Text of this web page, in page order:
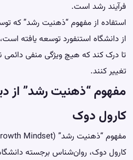
فرآیند رشد است.
استفاده از مفهوم “ذهنیت رشد” که
از دانشگاه استنفورد توسعه یافته
تا درک کند که هیچ ویژگی منفی
تغییر کنند.
مفهوم “ذهنیت رشد” از
کارول دوک
کارول دوک، روان‌شناس برجسته